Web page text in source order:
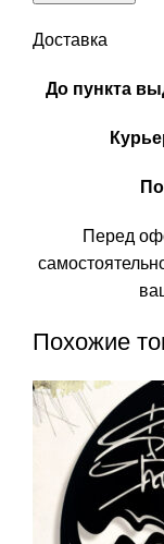
Доставка
До пункта
Перед
Похожие